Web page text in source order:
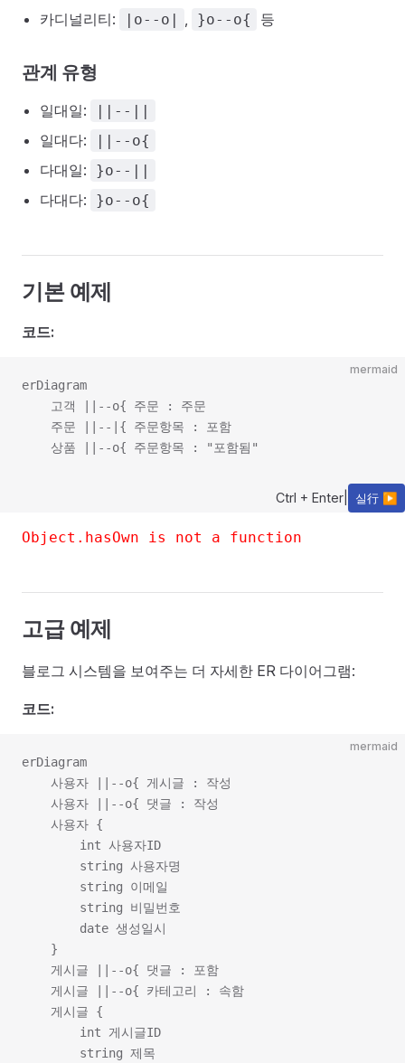
카디널리티:
|o--o| , }o--o{ 등
관계 유형
일대일: ||--||
일대다: ||--o{
다대일: }o--||
다대다: }o--o{
기본 예제
코드:
mermaid
erDiagram
    고객 ||--o{ 주문 : 주문
    주문 ||--|{ 주문항목 : 포함
Ctrl + Enter 실行 ▶
Object.hasOwn is not a function
고급 예제
블로그 시스템을 보여주는 더 자세한 ER 다이어그램:
코드:
mermaid
erDiagram
    사용자 ||--o{ 게시글 : 작성
    사용자 ||--o{ 댓글 : 작성
    사용자 {
        int 사용자ID
        string 사용자명
        string 이메일
        string 비밀번호
        date 생성일시
    }
    게시글 ||--o{ 댓글 : 포함
    게시글 ||--o{ 카테고리 : 속함
    게시글 {
        int 게시글ID
        string 제목